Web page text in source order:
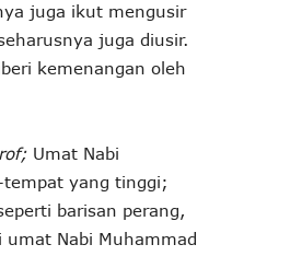
juga ikut mengusir
juga diusir.
kemenangan oleh
Umat Nabi
yang tinggi;
barisan perang,
umat Nabi Muhammad